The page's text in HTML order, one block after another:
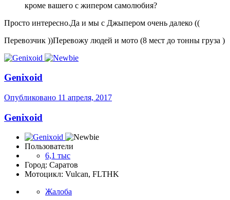
кроме вашего с жипером самолюбия?
Просто интересно.Да и мы с Джыпером очень далеко ((
Перевозчик ))Перевожу людей и мото (8 мест до тонны груза )
Genixoid
Опубликовано 11 апреля, 2017
Genixoid
Пользователи
6,1 тыс
Город: Саратов
Мотоцикл: Vulcan, FLTHK
Жалоба